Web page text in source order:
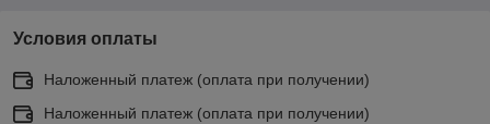
Условия оплаты
Наложенный платеж (оплата при получении)
Наложенный платеж (оплата при получении)